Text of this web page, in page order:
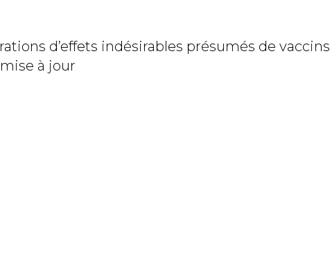
d’effets indésirables présumés de
à jour